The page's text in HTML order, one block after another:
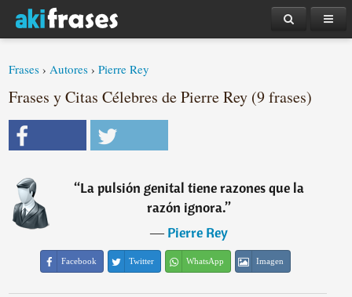
Frases ›Autores ›Pierre Rey
Frases y Citas Célebres de Pierre Rey (9 frases)
“La pulsión genital tiene razones que la
razón ignora.”
―Pierre Rey
Facebook Twitter WhatsApp Imagen